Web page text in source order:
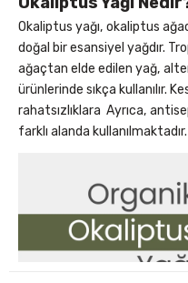
Okaliptus yağı, okaliptus
doğal bir esansiyel yağdır.
ağaçtan elde edilen yağ,
ürünlerinde sıkça kullanılır.
rahatsızlıklara Ayrıca,
farklı alanda kullanılmaktadır.